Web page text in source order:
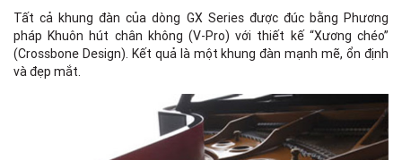
Tất cả khung đàn của dòng GX Series được đúc bằng Phương
pháp Khuôn hút chân không (V-Pro) với thiết kế “Xương chéo”
(Crossbone Design). Kết quả là một khung đàn mạnh mẽ, ổn định
và đẹp mắt.